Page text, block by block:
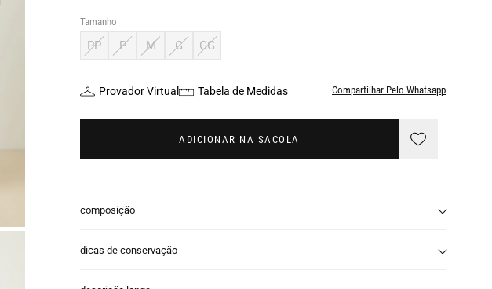
Tamanho
PP P M G GG
Provador Virtual Tabela de Medidas Compartilhar Pelo Whatsapp
ADICIONAR NA SACOLA
composição
dicas de conservação